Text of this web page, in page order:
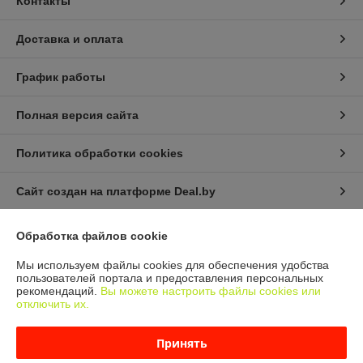
Доставка и оплата
График работы
Полная версия сайта
Политика обработки cookies
Сайт создан на платформе Deal.by
Информация для покупателя
Юридическое лицо:ООО "МАКИТЭКС"
Минский р-н, Боровлянский с\с, д. Лесковка, ул. Совхозная, 3
Регистрационный номер ЕГР: 693286559
УНП: 693286559
Регистрационный орган: Мингорисполком
Обработка файлов cookie
Мы используем файлы cookies для обеспечения удобства
пользователей портала и предоставления персональных
рекомендаций. Вы можете настроить файлы cookies или
отключить их.
Принять